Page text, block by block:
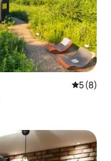
คะแนนเฉ
5 (8)